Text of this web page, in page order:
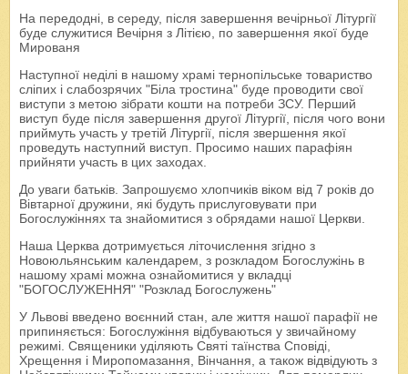
На передодні, в середу, після завершення вечірньої Літургії
буде служитися Вечірня з Літією, по завершення якої буде
Мированя
Наступної неділі в нашому храмі тернопільське товариство
сліпих і слабозрячих "Біла тростина" буде проводити свої
виступи з метою зібрати кошти на потреби ЗСУ. Перший
виступ буде після завершення другої Літургії, після чого вони
приймуть участь у третій Літургії, після звершення якої
проведуть наступний виступ. Просимо наших парафіян
прийняти участь в цих заходах.
До уваги батьків. Запрошуємо хлопчиків віком від 7 років до
Вівтарної дружини, які будуть прислуговувати при
Богослужіннях та знайомитися з обрядами нашої Церкви.
Наша Церква дотримується літочислення згідно з
Новоюльянським календарем, з розкладом Богослужінь в
нашому храмі можна ознайомитися у вкладці
"БОГОСЛУЖЕННЯ" "Розклад Богослужень"
У Львові введено воєнний стан, але життя нашої парафії не
припиняється: Богослужіння відбуваються у звичайному
режимі. Священики уділяють Святі таїнства Сповіді,
Хрещення і Миропомазання, Вінчання, а також відвідують з